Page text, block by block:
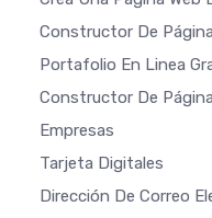
Constructor De
Portafolio En Linea
Constructor De
Empresas
Tarjeta Digitales
Dirección De Correo